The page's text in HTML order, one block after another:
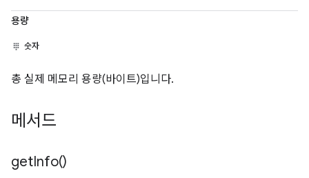
용량
숫자
총 실제 메모리 용량(바이트)입니다.
메서드
getInfo()